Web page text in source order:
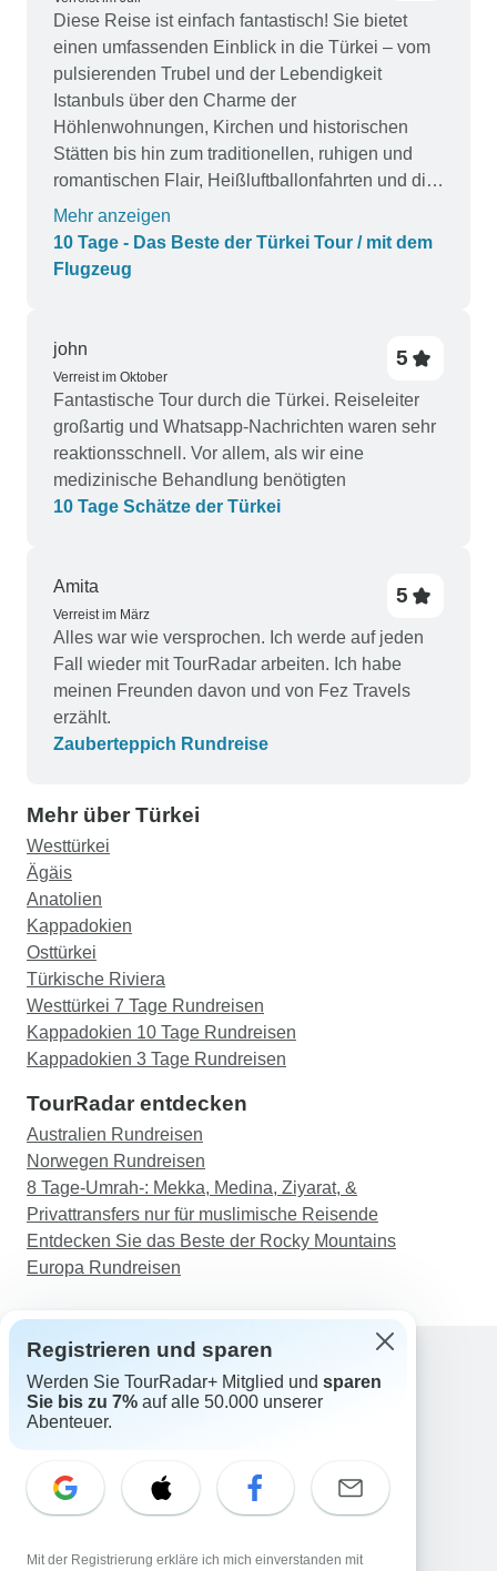
Diese Reise ist einfach fantastisch! Sie bietet
einen umfassenden Einblick in die Türkei – vom
pulsierenden Trubel und der Lebendigkeit
Istanbuls über den Charme der
Höhlenwohnungen, Kirchen und historischen
Stätten bis hin zum traditionellen, ruhigen und
romantischen Flair, Heißluftballonfahrten und die
entspannte Atmosphäre Kappadokiens, bis hin
zum geschäftigen Ferienort Antalya mit den
atemberaubenden baulichen Meisterleistungen
Kuşadası mit dem unglaublichen antiken
Ephesos und dem Haus der Maria, die eine so
unglaublich reiche antike Zivilisation und
Geschichte widerspiegeln!!! Ich kann diese Reise
wärmstens empfehlen – sie zeigt den
wunderschönen Kontrast zwischen den
Menschen, der Kultur, dem Essen und den
Mehr anzeigen
10 Tage - Das Beste der Türkei Tour / mit dem
Flugzeug
john
Verreist im Oktober
5
Fantastische Tour durch die Türkei. Reiseleiter
großartig und Whatsapp-Nachrichten waren sehr
reaktionsschnell. Vor allem, als wir eine
medizinische Behandlung benötigten
10 Tage Schätze der Türkei
Amita
Verreist im März
5
Alles war wie versprochen. Ich werde auf jeden
Fall wieder mit TourRadar arbeiten. Ich habe
meinen Freunden davon und von Fez Travels
erzählt.
Zauberteppich Rundreise
Mehr über Türkei
Westtürkei
Ägäis
Anatolien
Kappadokien
Osttürkei
Türkische Riviera
Westtürkei 7 Tage Rundreisen
Kappadokien 10 Tage Rundreisen
Kappadokien 3 Tage Rundreisen
TourRadar entdecken
Australien Rundreisen
Norwegen Rundreisen
8 Tage-Umrah-: Mekka, Medina, Ziyarat, &
Privattransfers nur für muslimische Reisende
Entdecken Sie das Beste der Rocky Mountains
Europa Rundreisen
Support
Kontakt
Schweiz +41 225 183 195
E-Mail: support@tourradar.com
Registrieren und sparen
Werden Sie TourRadar+ Mitglied und sparen
Sie bis zu 7% auf alle 50.000 unserer
Abenteuer.
Mit der Registrierung erkläre ich mich einverstanden mit